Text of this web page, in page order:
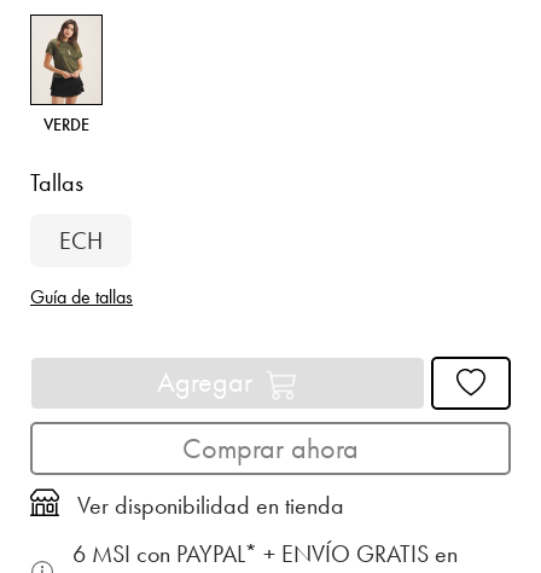
VERDE
Tallas
ECH
Guía de tallas
Agregar
Comprar ahora
Ver disponibilidad en tienda
6 MSI con PAYPAL* + ENVÍO GRATIS en